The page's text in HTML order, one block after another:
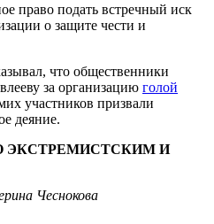
право подать встречный иск
о защите чести и
что общественники
за организацию голой
участников призвали
деяние.
ЭКСТРЕМИСТСКИМ И
Чеснокова